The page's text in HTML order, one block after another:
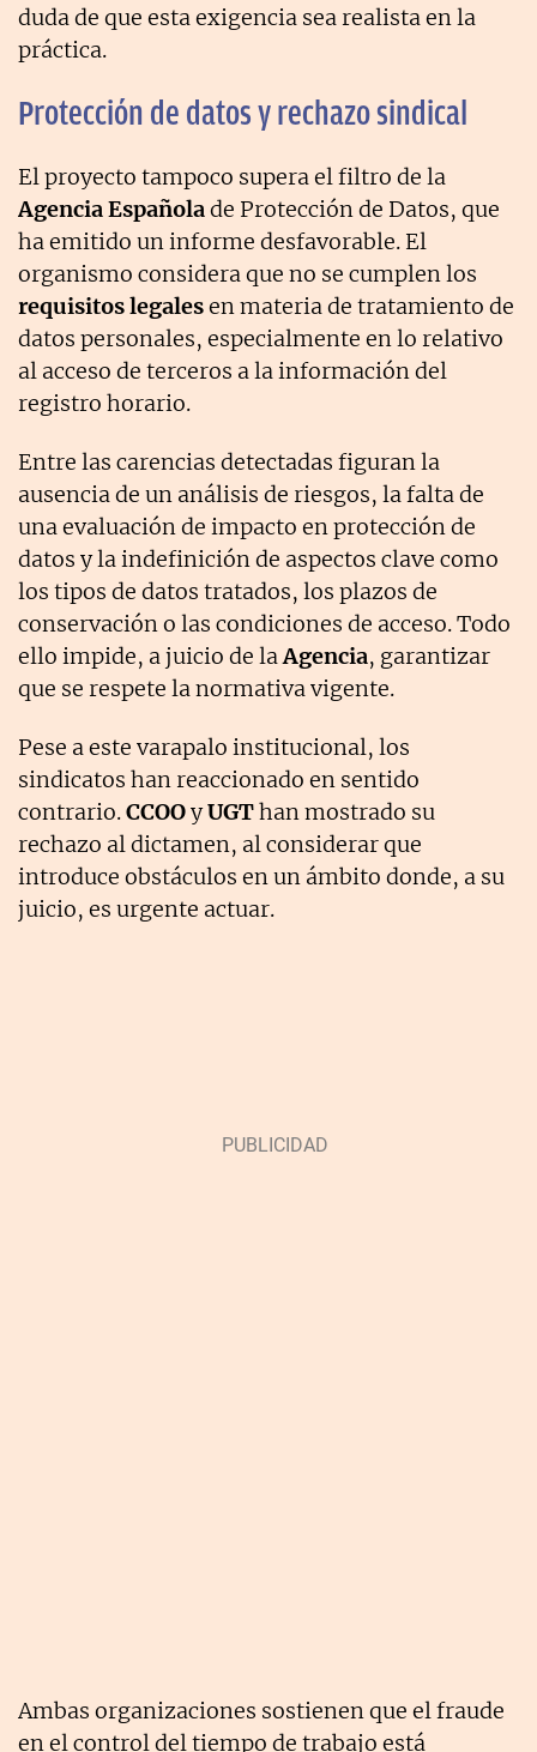
duda de que esta exigencia sea realista en la
práctica.
Protección de datos y rechazo sindical
El proyecto tampoco supera el filtro de la
Agencia Españolade Protección de Datos, que
ha emitido un informe desfavorable. El
organismo considera que no se cumplen los
requisitos legalesen materia de tratamiento de
datos personales, especialmente en lo relativo
al acceso de terceros a la información del
registro horario.
Entre las carencias detectadas figuran la
ausencia de un análisis de riesgos, la falta de
una evaluación de impacto en protección de
datos y la indefinición de aspectos clave como
los tipos de datos tratados, los plazos de
conservación o las condiciones de acceso. Todo
ello impide, a juicio de laAgencia, garantizar
que se respete la normativa vigente.
Pese a este varapalo institucional, los
sindicatos han reaccionado en sentido
contrario.CCOOyUGThan mostrado su
rechazo al dictamen, al considerar que
introduce obstáculos en un ámbito donde, a su
juicio, es urgente actuar.
Ambas organizaciones sostienen que el fraude
en el control del tiempo de trabajo está